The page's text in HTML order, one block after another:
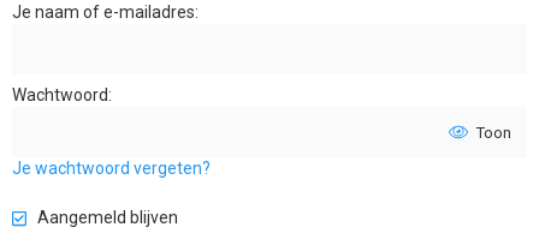
Je naam of e-mailadres
Wachtwoord
Toon
Je wachtwoord vergeten?
Aangemeld blijven